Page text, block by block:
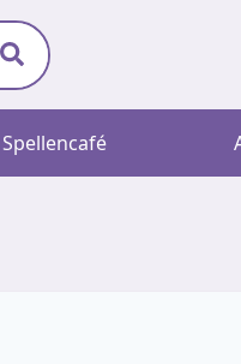
Spellencafé